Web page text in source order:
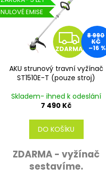
NULOVÉ EMISE
Z
D
A
R
M
A
ZDARMA
8 990
KČ
–16 %
AKU strunový travní vyžínač
ST1510E-T (pouze stroj)
Skladem- ihned k odeslání
7 490 Kč
DO KOŠÍKU
ZDARMA - vyžínač
sestavíme.